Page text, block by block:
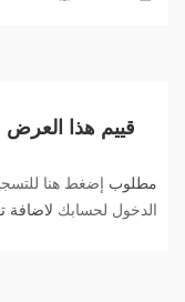
قييم هذا العرض
مطلوب إضغط هنا
الدخول لحسابك لاضافة